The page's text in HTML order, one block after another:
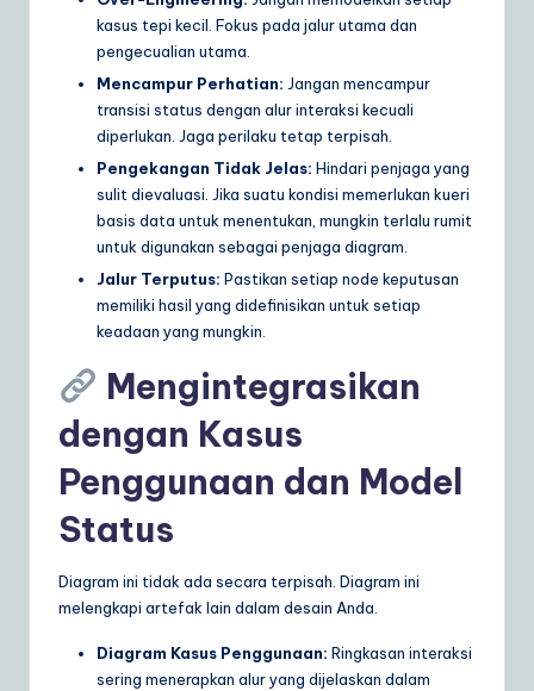
kasus tepi kecil. Fokus pada jalur utama dan
pengecualian utama.
Mencampur Perhatian: Jangan mencampur
transisi status dengan alur interaksi kecuali
diperlukan. Jaga perilaku tetap terpisah.
Pengekangan Tidak Jelas: Hindari penjaga yang
sulit dievaluasi. Jika suatu kondisi memerlukan kueri
basis data untuk menentukan, mungkin terlalu rumit
untuk digunakan sebagai penjaga diagram.
Jalur Terputus: Pastikan setiap node keputusan
memiliki hasil yang didefinisikan untuk setiap
keadaan yang mungkin.
Mengintegrasikan
dengan Kasus
Penggunaan dan Model
Status
Diagram ini tidak ada secara terpisah. Diagram ini
melengkapi artefak lain dalam desain Anda.
Diagram Kasus Penggunaan: Ringkasan interaksi
sering menerapkan alur yang dijelaskan dalam